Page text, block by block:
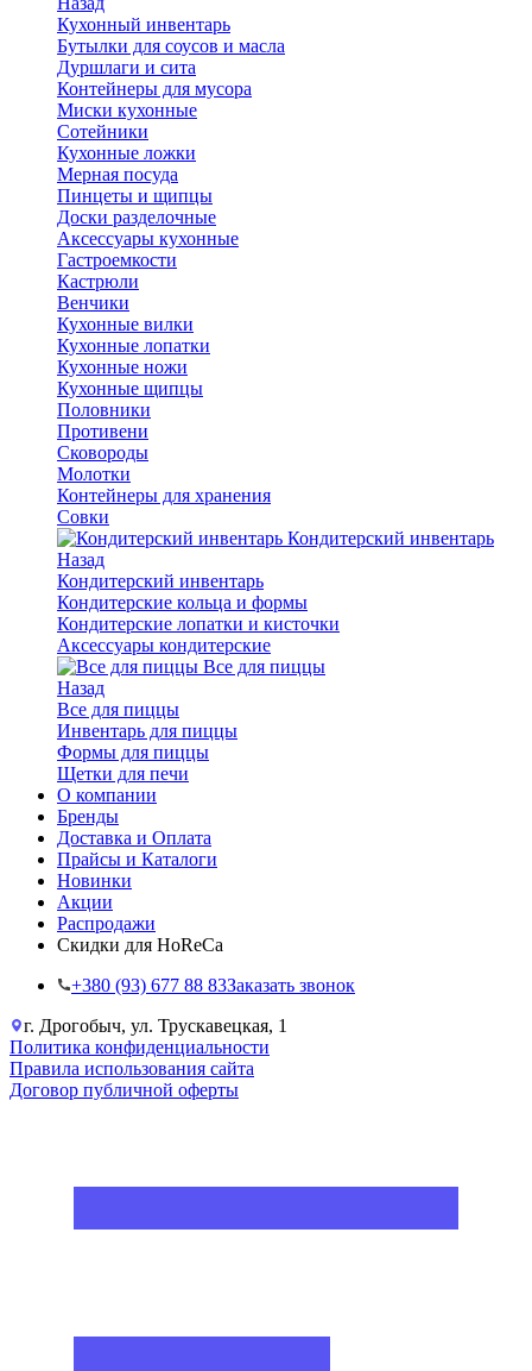
Кухонный инвентарь
Бутылки для соусов и масла
Дуршлаги и сита
Контейнеры для мусора
Миски кухонные
Сотейники
Кухонные ложки
Мерная посуда
Пинцеты и щипцы
Доски разделочные
Аксессуары кухонные
Гастроемкости
Кастрюли
Венчики
Кухонные вилки
Кухонные лопатки
Кухонные ножи
Кухонные щипцы
Половники
Противени
Сковороды
Молотки
Контейнеры для хранения
Совки
Кондитерский инвентарь
Назад
Кондитерский инвентарь
Кондитерские кольца и формы
Кондитерские лопатки и кисточки
Аксессуары кондитерские
Все для пиццы
Назад
Все для пиццы
Инвентарь для пиццы
Формы для пиццы
Щетки для печи
О компании
Бренды
Доставка и Оплата
Прайсы и Каталоги
Новинки
Акции
Распродажи
Скидки для HoReCa
+38‎0 (93) 677 88 83Заказать звонок
г. Дрогобыч, ул. Трускавецкая, 1
Политика конфиденциальности
Правила использования сайта
Договор публичной оферты